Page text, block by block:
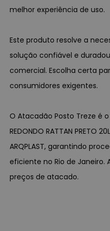
melhor experiência de uso.
Este produto resolve a
solução confiável e
comercial. Escolha certa
consumidores exigentes.
O Atacadão Posto Treze é
REDONDO RATTAN PRETO
ARQPLAST, garantindo
eficiente no Rio de
preços de atacado.